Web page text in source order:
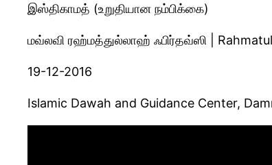
இஸ்திகாமத் (உறுதியான நம்பிக்கை)
மவ்லவி ரஹ்மத்துல்லாஹ் ஃபிர்தவ்ஸி |
19-12-2016
Islamic Dawah and Guidance Center,